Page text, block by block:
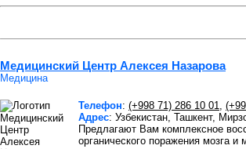
Медицинский Центр Алексея Назарова
Медицина
Телефон: (+998 71) 286 10 01,
Адрес: Узбекистан, Ташкент,
Предлагают Вам комплексное
органического поражения мозга и